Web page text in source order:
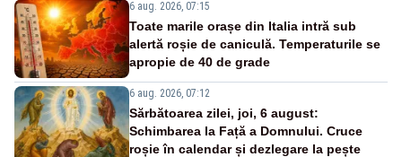
6 aug. 2026, 07:15
Toate marile orașe din Italia intră sub
alertă roșie de caniculă. Temperaturile se
apropie de 40 de grade
6 aug. 2026, 07:12
Sărbătoarea zilei, joi, 6 august:
Schimbarea la Față a Domnului. Cruce
roșie în calendar și dezlegare la pește